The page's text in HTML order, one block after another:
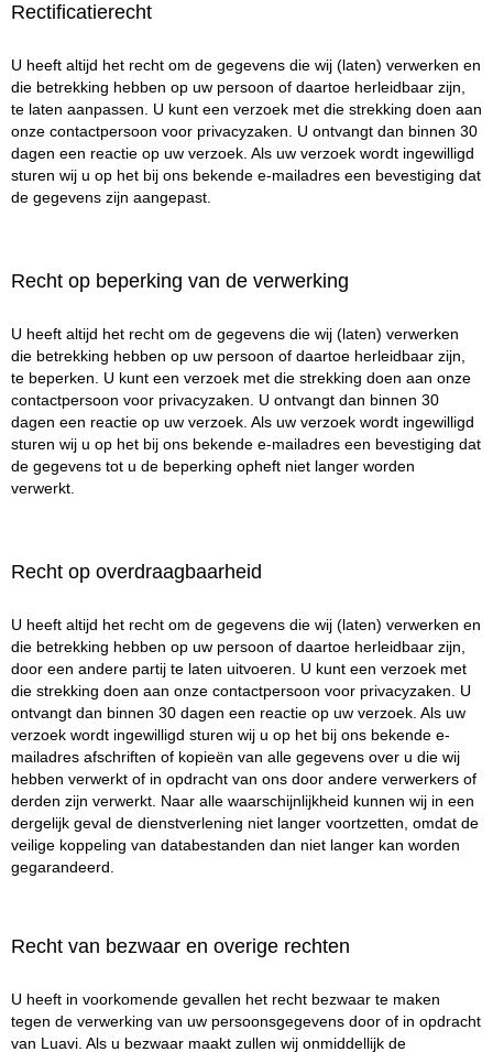
Rectificatierecht
U heeft altijd het recht om de gegevens die wij (laten) verwerken en
die betrekking hebben op uw persoon of daartoe herleidbaar zijn,
te laten aanpassen. U kunt een verzoek met die strekking doen aan
onze contactpersoon voor privacyzaken. U ontvangt dan binnen 30
dagen een reactie op uw verzoek. Als uw verzoek wordt ingewilligd
sturen wij u op het bij ons bekende e-mailadres een bevestiging dat
de gegevens zijn aangepast.
Recht op beperking van de verwerking
U heeft altijd het recht om de gegevens die wij (laten) verwerken
die betrekking hebben op uw persoon of daartoe herleidbaar zijn,
te beperken. U kunt een verzoek met die strekking doen aan onze
contactpersoon voor privacyzaken. U ontvangt dan binnen 30
dagen een reactie op uw verzoek. Als uw verzoek wordt ingewilligd
sturen wij u op het bij ons bekende e-mailadres een bevestiging dat
de gegevens tot u de beperking opheft niet langer worden
verwerkt.
Recht op overdraagbaarheid
U heeft altijd het recht om de gegevens die wij (laten) verwerken en
die betrekking hebben op uw persoon of daartoe herleidbaar zijn,
door een andere partij te laten uitvoeren. U kunt een verzoek met
die strekking doen aan onze contactpersoon voor privacyzaken. U
ontvangt dan binnen 30 dagen een reactie op uw verzoek. Als uw
verzoek wordt ingewilligd sturen wij u op het bij ons bekende e-
mailadres afschriften of kopieën van alle gegevens over u die wij
hebben verwerkt of in opdracht van ons door andere verwerkers of
derden zijn verwerkt. Naar alle waarschijnlijkheid kunnen wij in een
dergelijk geval de dienstverlening niet langer voortzetten, omdat de
veilige koppeling van databestanden dan niet langer kan worden
gegarandeerd.
Recht van bezwaar en overige rechten
U heeft in voorkomende gevallen het recht bezwaar te maken
tegen de verwerking van uw persoonsgegevens door of in opdracht
van Luavi. Als u bezwaar maakt zullen wij onmiddellijk de